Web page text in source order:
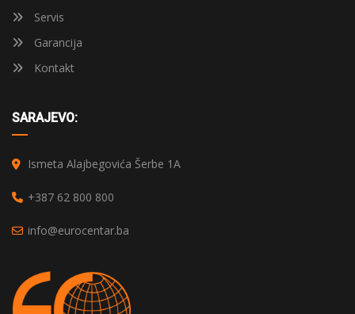
Servis
Garancija
Kontakt
SARAJEVO:
Ismeta Alajbegovića Šerbe 1A
+387 62 800 800
info@eurocentar.ba